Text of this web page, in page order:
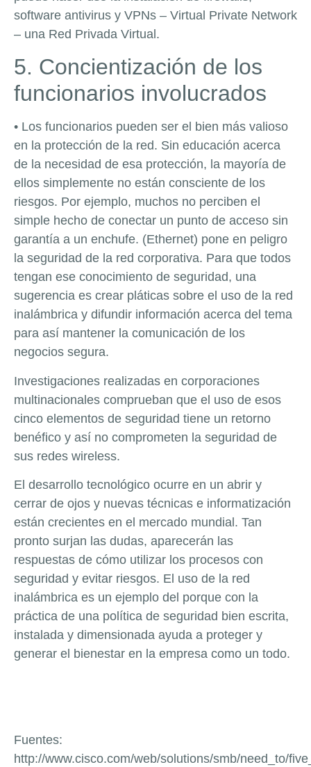
software antivirus y VPNs – Virtual Private Network
– una Red Privada Virtual.
5. Concientización de los
funcionarios involucrados
• Los funcionarios pueden ser el bien más valioso
en la protección de la red. Sin educación acerca
de la necesidad de esa protección, la mayoría de
ellos simplemente no están consciente de los
riesgos. Por ejemplo, muchos no perciben el
simple hecho de conectar un punto de acceso sin
garantía a un enchufe. (Ethernet) pone en peligro
la seguridad de la red corporativa. Para que todos
tengan ese conocimiento de seguridad, una
sugerencia es crear pláticas sobre el uso de la red
inalámbrica y difundir información acerca del tema
para así mantener la comunicación de los
negocios segura.
Investigaciones realizadas en corporaciones
multinacionales comprueban que el uso de esos
cinco elementos de seguridad tiene un retorno
benéfico y así no comprometen la seguridad de
sus redes wireless.
El desarrollo tecnológico ocurre en un abrir y
cerrar de ojos y nuevas técnicas e informatización
están crecientes en el mercado mundial. Tan
pronto surjan las dudas, aparecerán las
respuestas de cómo utilizar los procesos con
seguridad y evitar riesgos. El uso de la red
inalámbrica es un ejemplo del porque con la
práctica de una política de seguridad bien escrita,
instalada y dimensionada ayuda a proteger y
generar el bienestar en la empresa como un todo.
Fuentes:
http://www.cisco.com/web/solutions/smb/need_to/